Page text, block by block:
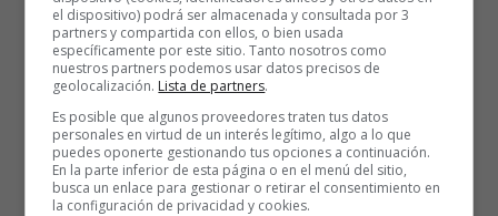
que se mezclen todas sus cualidades nutritivas.
Almacenamiento de la leche
materna: consejos
Es imprescindible lavar correctamente los recipientes
el dispositivo) podrá ser almacenada y consultada por 3
partners y compartida con ellos, o bien usada
específicamente por este sitio. Tanto nosotros como
nuestros partners podemos usar datos precisos de
geolocalización. Lista de partners.
Es posible que algunos proveedores traten tus datos
personales en virtud de un interés legítimo, algo a lo que
puedes oponerte gestionando tus opciones a continuación.
En la parte inferior de esta página o en el menú del sitio,
busca un enlace para gestionar o retirar el consentimiento en
la configuración de privacidad y cookies.